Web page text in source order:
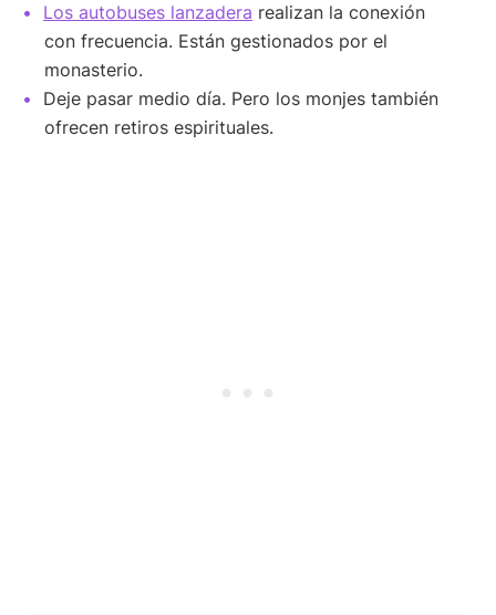
Los autobuses lanzadera realizan la conexión
con frecuencia. Están gestionados por el
monasterio.
Deje pasar medio día. Pero los monjes también
ofrecen retiros espirituales.